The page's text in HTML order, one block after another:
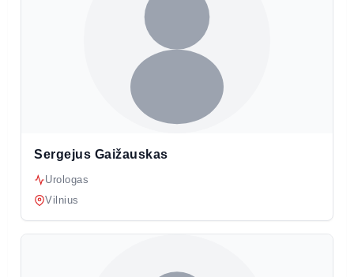
Sergejus Gaižauskas
Urologas
Vilnius